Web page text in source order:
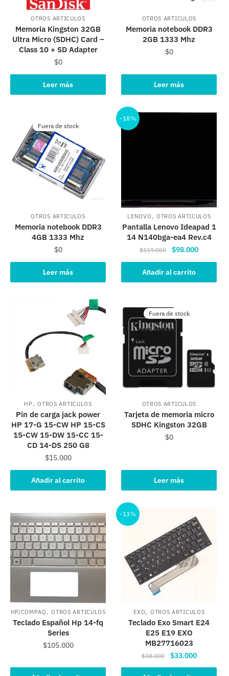
OTROS ARTICULOS
Memoria Kingston 32GB
Ultra Micro (SDHC) Card –
Class 10 + SD Adapter
$0
Leer más
OTROS ARTICULOS
Memoria notebook DDR3
2GB 1333 Mhz
$0
Leer más
Fuera de stock
OTROS ARTICULOS
Memoria notebook DDR3
4GB 1333 Mhz
$0
Leer más
-18%
LENOVO , OTROS ARTICULOS
Pantalla Lenovo Ideapad 1
14 N140bga-ea4 Rev.c4
$119.000
El
precio
original
era:
$98.000El
precio
es:
Añadir al carrito
HP,OTROS ARTICULOS
Pin de carga jack power
HP 17-G 15-CW HP 15-CS
15-CW 15-DW 15-CC 15-
CD 14-DS 250 G8
$15.000
Añadir al carrito
Fuera de stock
OTROS ARTICULOS
Tarjeta de memoria micro
SDHC Kingston 32GB
$0
Leer más
HP/COMPAQ ,OTROS ARTICULOS
Teclado Español Hp 14-fq
Series
$105.000
-13%
EXO, OTROS ARTICULOS
Teclado Exo Smart E24
E25 E19 EXO
MB27716023
$38.000
El
precio
$33.000El
precio